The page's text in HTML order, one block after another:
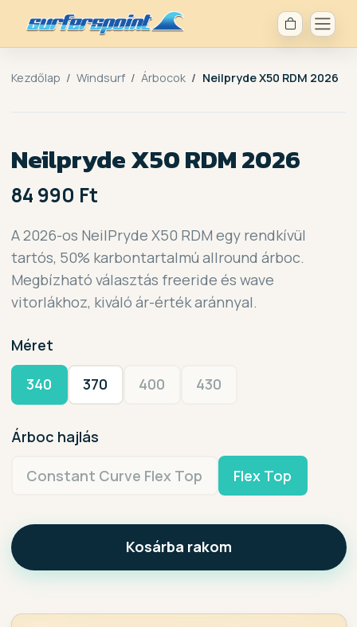
Kezdőlap Windsurf Árbocok Neilpryde X50 RDM 2026
Neilpryde X50 RDM 2026
84 990 Ft
A 2026-os NeilPryde X50 RDM egy rendkívül
tartós, 50% karbontartalmú allround árboc.
Megbízható választás freeride és wave
vitorlákhoz, kiváló ár-érték aránnyal.
Méret
340 370 400 430
Árboc hajlás
Constant Curve Flex Top Flex Top
Kosárba rakom